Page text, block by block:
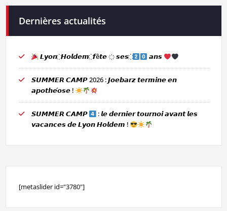
Dernières actualités
𝙇𝙮𝙤𝙣 ҉ 𝙃𝙤𝙡𝙙𝙚𝙢 ҉ 𝙛ê𝙩𝙚 ҉ 𝙨𝙚𝙨 ҉ 𝙖𝙣𝙨
𝙎𝙐𝙈𝙈𝙀𝙍 𝘾𝘼𝙈𝙋 2026 : 𝙅𝙤𝙚𝙗𝙖𝙧𝙯 𝙩𝙚𝙧𝙢𝙞𝙣𝙚 𝙚𝙣
𝙖𝙥𝙤𝙩𝙝𝙚́𝙤𝙨𝙚 !
𝙎𝙐𝙈𝙈𝙀𝙍 𝘾𝘼𝙈𝙋
: 𝙡𝙚 𝙙𝙚𝙧𝙣𝙞𝙚𝙧 𝙩𝙤𝙪𝙧𝙣𝙤𝙞 𝙖𝙫𝙖𝙣𝙩 𝙡𝙚𝙨
𝙫𝙖𝙘𝙖𝙣𝙘𝙚𝙨 𝙙𝙚 𝙇𝙮𝙤𝙣 𝙃𝙤𝙡𝙙𝙚𝙢 !
[metaslider id="3780"]